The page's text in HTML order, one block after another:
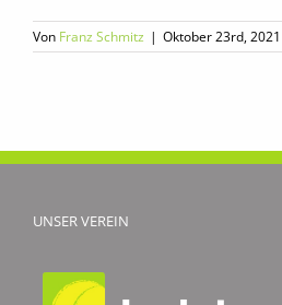
Von Franz Schmitz | Oktober 23rd, 2021
UNSER VEREIN